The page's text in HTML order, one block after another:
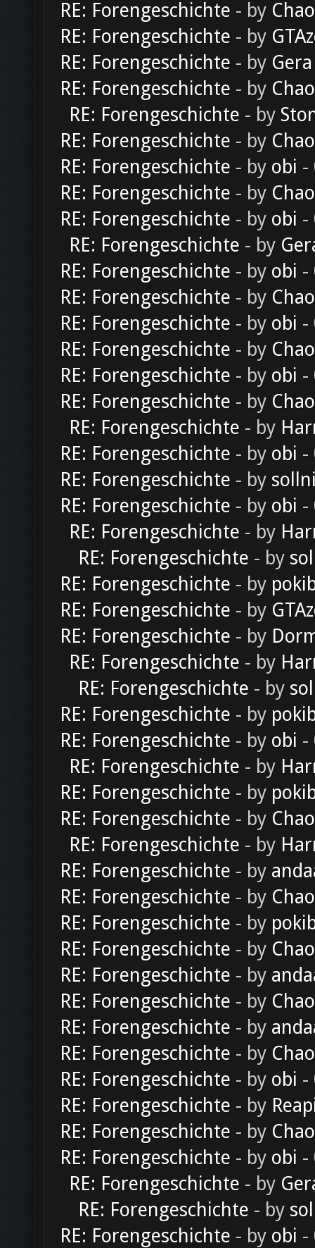
RE: Forengeschichte - by
RE: Forengeschichte - by
RE: Forengeschichte - by Gera
RE: Forengeschichte - by
RE: Forengeschichte - by
RE: Forengeschichte - by
RE: Forengeschichte - by obi -
RE: Forengeschichte - by
RE: Forengeschichte - by obi -
RE: Forengeschichte - by
RE: Forengeschichte - by obi -
RE: Forengeschichte - by
RE: Forengeschichte - by obi -
RE: Forengeschichte - by
RE: Forengeschichte - by obi -
RE: Forengeschichte - by
RE: Forengeschichte - by
RE: Forengeschichte - by obi -
RE: Forengeschichte - by
RE: Forengeschichte - by obi -
RE: Forengeschichte - by
RE: Forengeschichte - by
RE: Forengeschichte - by
RE: Forengeschichte - by
RE: Forengeschichte - by
RE: Forengeschichte - by
RE: Forengeschichte - by
RE: Forengeschichte - by
RE: Forengeschichte - by obi -
RE: Forengeschichte - by
RE: Forengeschichte - by
RE: Forengeschichte - by
RE: Forengeschichte - by
RE: Forengeschichte - by
RE: Forengeschichte - by
RE: Forengeschichte - by
RE: Forengeschichte - by
RE: Forengeschichte - by
RE: Forengeschichte - by
RE: Forengeschichte - by
RE: Forengeschichte - by
RE: Forengeschichte - by obi -
RE: Forengeschichte - by
RE: Forengeschichte - by
RE: Forengeschichte - by obi -
RE: Forengeschichte - by
RE: Forengeschichte - by
RE: Forengeschichte - by obi -